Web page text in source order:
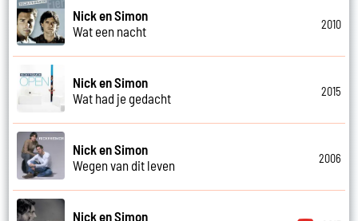
Nick en Simon
Wat een nacht
2010
Nick en Simon
Wat had je gedacht
2015
Nick en Simon
Wegen van dit leven
2006
Nick en Simon